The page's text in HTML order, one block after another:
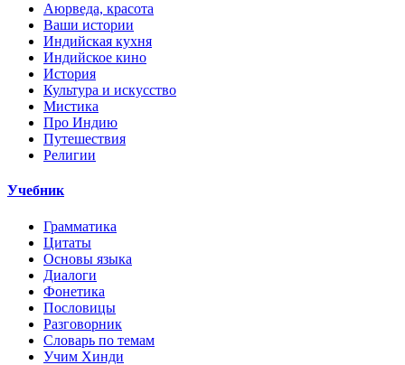
Аюрведа, красота
Ваши истории
Индийская кухня
Индийское кино
История
Культура и искусство
Мистика
Про Индию
Путешествия
Религии
Учебник
Грамматика
Цитаты
Основы языка
Диалоги
Фонетика
Пословицы
Разговорник
Словарь по темам
Учим Хинди